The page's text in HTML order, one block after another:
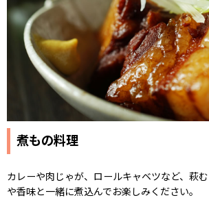
煮もの料理
カレーや肉じゃが、ロールキャベツなど、萩
や香味と一緒に煮込んでお楽しみください。